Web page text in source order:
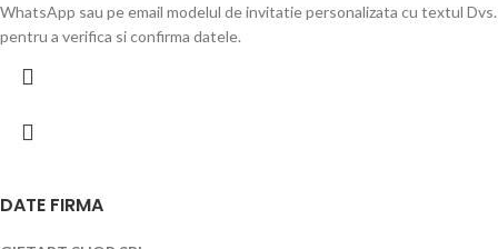
WhatsApp sau pe email modelul de invitatie personalizata cu textul Dvs.
pentru a verifica si confirma datele.
DATE FIRMA